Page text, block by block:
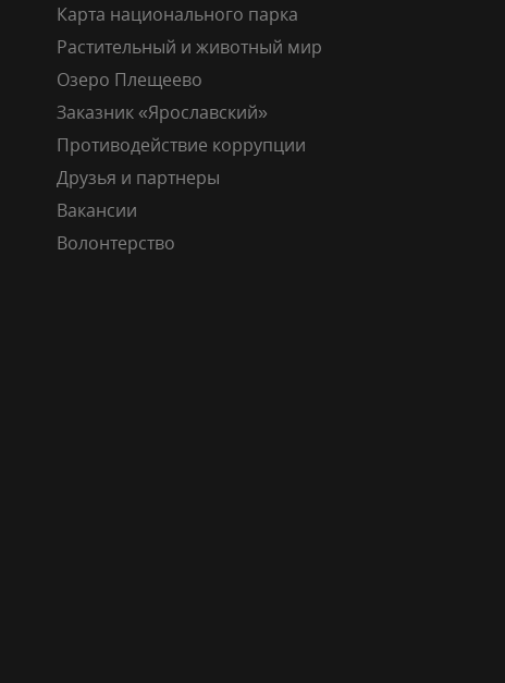
Карта национального парка
Растительный и животный мир
Озеро Плещеево
Заказник «Ярославский»
Противодействие коррупции
Друзья и партнеры
Вакансии
Волонтерство